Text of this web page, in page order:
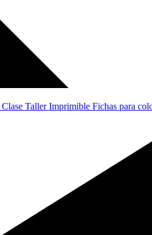
Clase TallerImprimible Fichas para